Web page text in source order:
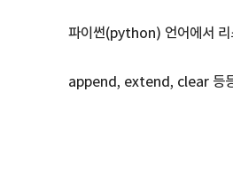
파이썬(python) 언어에서 리
append, extend, clear 등등